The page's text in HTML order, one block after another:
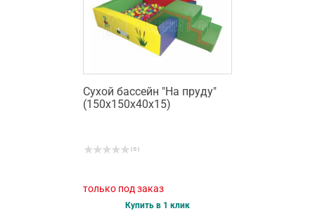
Сухой бассейн "На пруду"
(150х150х40х15)
( 0 )
только под заказ
Купить в 1 клик